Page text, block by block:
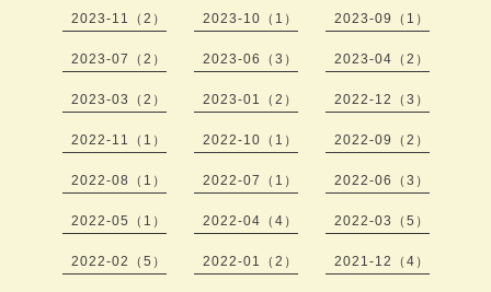
2023-11（2） 2023-10（1） 2023-09（1）
2023-07（2） 2023-06（3） 2023-04（2）
2023-03（2） 2023-01（2） 2022-12（3）
2022-11（1） 2022-10（1） 2022-09（2）
2022-08（1） 2022-07（1） 2022-06（3）
2022-05（1） 2022-04（4） 2022-03（5）
2022-02（5） 2022-01（2） 2021-12（4）